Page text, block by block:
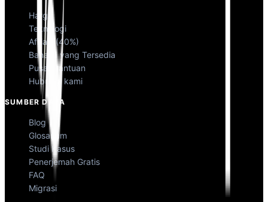
Harga
Teknologi
Afiliasi (40%)
Bahasa yang Tersedia
Pusat Bantuan
Hubungi kami
SUMBER DAYA
Blog
Glosarium
Studi Kasus
Penerjemah Gratis
FAQ
Migrasi